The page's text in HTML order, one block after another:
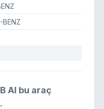
BENZ
AI bu araç